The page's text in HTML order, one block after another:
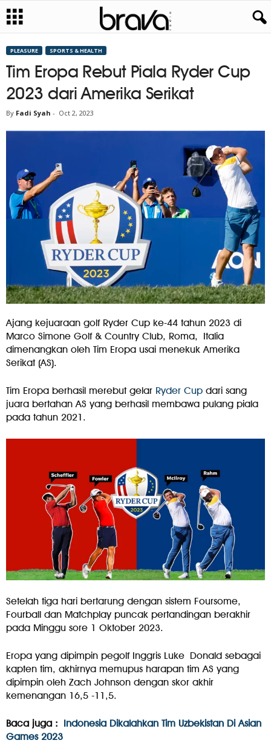
PLEASURE SPORTS & HEALTH
Tim Eropa Rebut Piala Ryder Cup
2023 dari Amerika Serikat
By Fadi Syah - Oct 2, 2023
Ajang kejuaraan golf Ryder Cup ke-44 tahun 2023 di
Marco Simone Golf & Country Club, Roma, Italia
dimenangkan oleh Tim Eropa usai menekuk Amerika
Serikat (AS).
Tim Eropa berhasil merebut gelar Ryder Cup dari sang
juara bertahan AS yang berhasil membawa pulang piala
pada tahun 2021.
Setelah tiga hari bertarung dengan sistem Foursome,
Fourball dan Matchplay puncak pertandingan berakhir
pada Minggu sore 1 Oktober 2023.
Eropa yang dipimpin pegolf Inggris Luke Donald sebagai
kapten tim, akhirnya memupus harapan tim AS yang
dipimpin oleh Zach Johnson dengan skor akhir
kemenangan 16,5 -11,5.
Baca juga : Indonesia Dikalahkan Tim Uzbekistan Di Asian
Games 2023